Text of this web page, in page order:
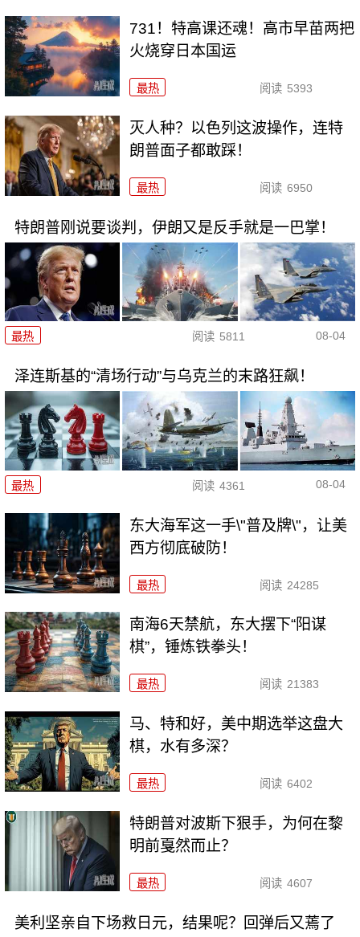
731！特高课还魂！高市早苗两把
火烧穿日本国运
最热 阅读 5393
灭人种？以色列这波操作，连特
朗普面子都敢踩！
最热 阅读 6950
特朗普刚说要谈判，伊朗又是反手就是一巴掌！
最热 阅读 5811 08-04
泽连斯基的“清场行动”与乌克兰的末路狂飙！
最热 阅读 4361 08-04
东大海军这一手\"普及牌\"，让美
西方彻底破防！
最热 阅读 24285
南海6天禁航，东大摆下“阳谋
棋”，锤炼铁拳头！
最热 阅读 21383
马、特和好，美中期选举这盘大
棋，水有多深？
最热 阅读 6402
特朗普对波斯下狠手，为何在黎
明前戛然而止？
最热 阅读 4607
美利坚亲自下场救日元，结果呢？回弹后又蔫了